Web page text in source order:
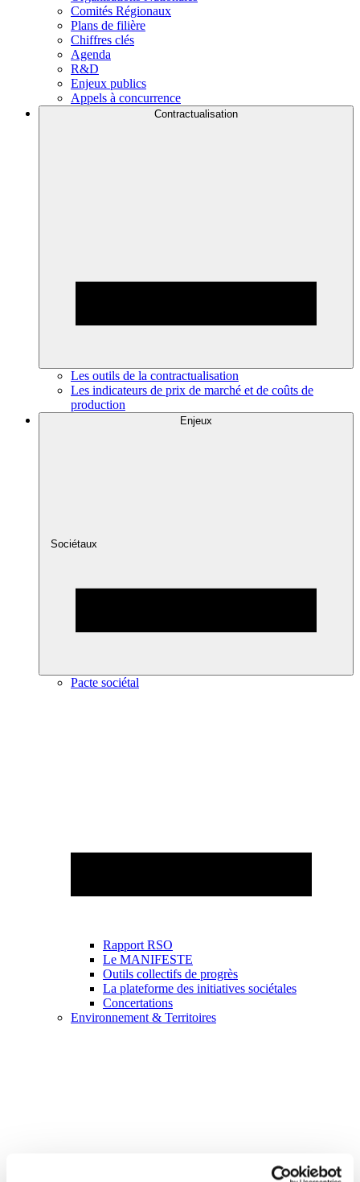
Comités Régionaux
Plans de filière
Chiffres clés
Agenda
R&D
Enjeux publics
Appels à concurrence
Contractualisation
Les outils de la contractualisation
Les indicateurs de prix de marché et de coûts de
production
Enjeux
Sociétaux
Pacte sociétal
Rapport RSO
Le MANIFESTE
Outils collectifs de progrès
La plateforme des initiatives sociétales
Concertations
Environnement & Territoires